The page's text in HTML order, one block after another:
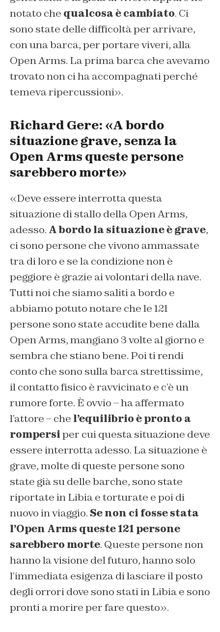
notato che qualcosa è cambiato. Ci
sono state delle difficoltà per arrivare,
con una barca, per portare viveri, alla
Open Arms. La prima barca che avevamo
trovato non ci ha accompagnati perché
temeva ripercussioni».
Richard Gere: «A bordo
situazione grave, senza la
Open Arms queste persone
sarebbero morte»
«Deve essere interrotta questa
situazione di stallo della Open Arms,
adesso. A bordo la situazione è grave,
ci sono persone che vivono ammassate
tra di loro e se la condizione non è
peggiore è grazie ai volontari della nave.
Tutti noi che siamo saliti a bordo e
abbiamo potuto notare che le 121
persone sono state accudite bene dalla
Open Arms, mangiano 3 volte al giorno e
sembra che stiano bene. Poi ti rendi
conto che sono sulla barca strettissime,
il contatto fisico è ravvicinato e c’è un
rumore forte. È ovvio – ha affermato
l’attore – che l’equilibrio è pronto a
rompersiper cui questa situazione deve
essere interrotta adesso. La situazione è
grave, molte di queste persone sono
state già su delle barche, sono state
riportate in Libia e torturate e poi di
nuovo in viaggio. Se non ci fosse stata
l’Open Arms queste 121 persone
sarebbero morte. Queste persone non
hanno la visione del futuro, hanno solo
l’immediata esigenza di lasciare il posto
degli orrori dove sono stati in Libia e sono
pronti a morire per fare questo».